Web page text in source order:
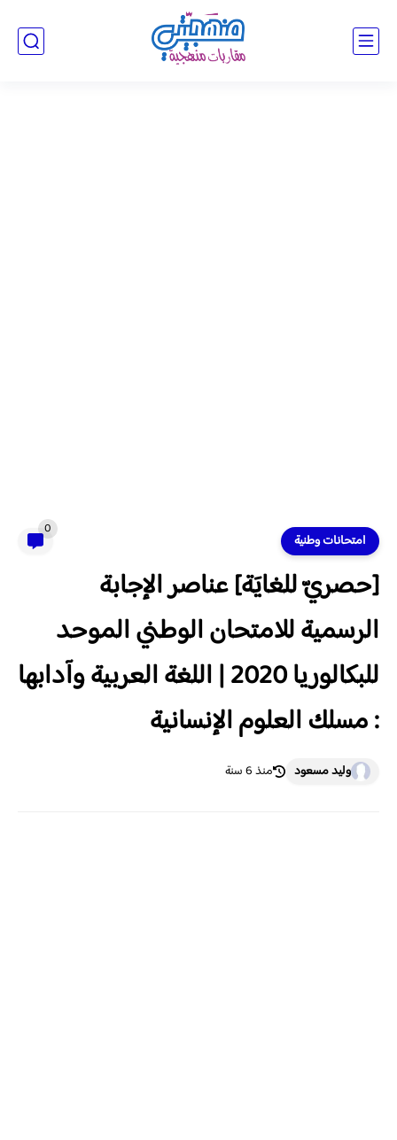
امتحانات وطنية
0
[حصريّ للغايَة] عناصر الإجابة
الرسمية للامتحان الوطني الموحد
للبكالوريا 2020 | اللغة العربية وآدابها
: مسلك العلوم الإنسانية
وليد مسعود منذ 6 سنة